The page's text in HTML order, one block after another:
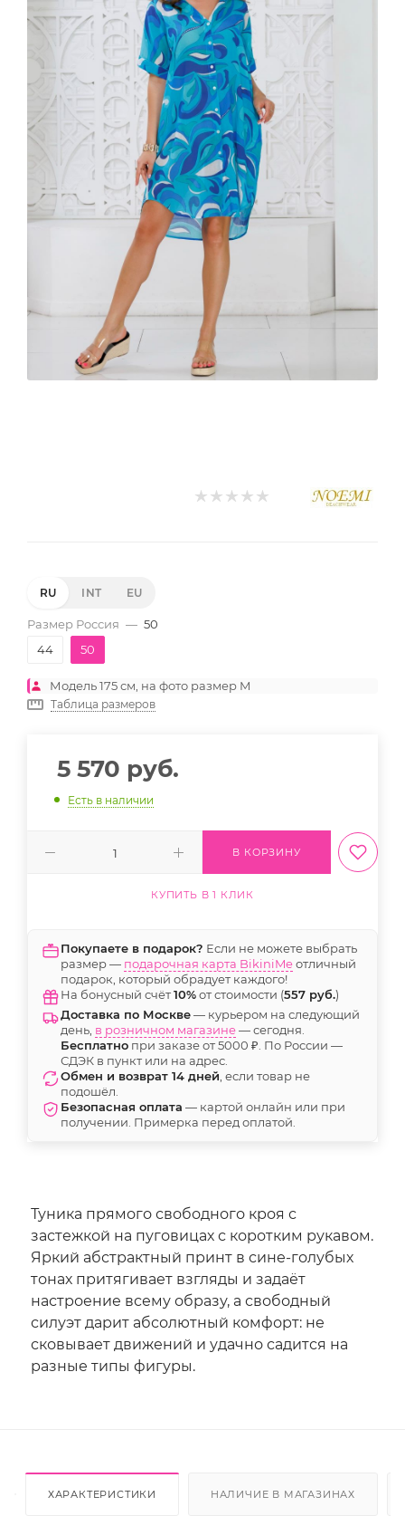
RU INT EU
Размер Россия — 50
44
50
Модель 175 см, на фото размер M
Таблица размеров
5 570 руб.
Есть в наличии
В КОРЗИНУ
КУПИТЬ В 1 КЛИК
Покупаете в подарок? Если не можете выбрать
размер — подарочная карта BikiniMeотличный
подарок, который обрадует каждого!
На бонусный счёт10%от стоимости (557 руб.)
Доставка по Москве— курьером на следующий
день, в розничном магазине— сегодня.
Бесплатно при заказе от 5000 ₽. По России —
СДЭК в пункт или на адрес.
Обмен и возврат 14 дней , если товар не
подошёл.
Безопасная оплата — картой онлайн или при
получении. Примерка перед оплатой.
Туника прямого свободного кроя с
застежкой на пуговицах с коротким рукавом.
Яркий абстрактный принт в сине-голубых
тонах притягивает взгляды и задаёт
настроение всему образу, а свободный
силуэт дарит абсолютный комфорт: не
сковывает движений и удачно садится на
разные типы фигуры.
ХАРАКТЕРИСТИКИ НАЛИЧИЕ В МАГАЗИНАХ